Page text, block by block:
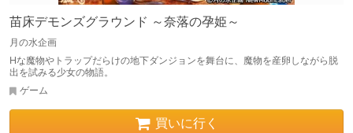
苗床デモンズグラウンド ～奈落の孕姫～
月の水企画
Hな魔物やトラップだらけの地下ダンジョンを舞台に、魔物を産卵しながら脱
出を試みる少女の物語。
ゲーム
買いに行く